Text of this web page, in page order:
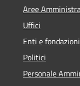
Aree
Uffici
Enti e fondazioni
Politici
Personale